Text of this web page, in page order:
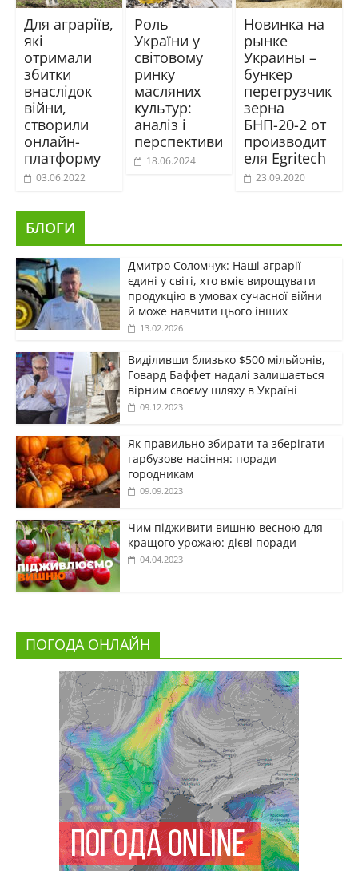
Для аграріїв,
які
отримали
збитки
внаслідок
війни,
створили
онлайн-
платформу
03.06.2022
Роль
України у
світовому
ринку
масляних
культур:
аналіз і
перспективи
18.06.2024
Новинка на
рынке
Украины –
бункер
перегрузчик
зерна
БНП-20-2 от
производит
еля Egritech
23.09.2020
БЛОГИ
Дмитро Соломчук: Наші аграрії
єдині у світі, хто вміє вирощувати
продукцію в умовах сучасної війни
й може навчити цього інших
13.02.2026
Виділивши близько $500 мільйонів,
Говард Баффет надалі залишається
вірним своєму шляху в Україні
09.12.2023
Як правильно збирати та зберігати
гарбузове насіння: поради
городникам
09.09.2023
Чим підживити вишню весною для
кращого урожаю: дієві поради
04.04.2023
ПОГОДА ОНЛАЙН